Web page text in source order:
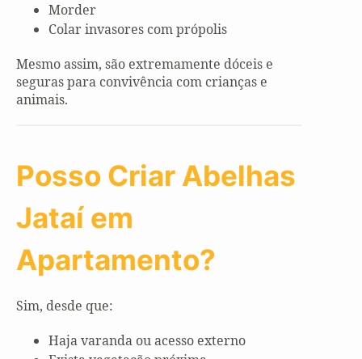
Morder
Colar invasores com própolis
Mesmo assim, são extremamente dóceis e
seguras para convivência com crianças e
animais.
Posso Criar Abelhas
Jataí em
Apartamento?
Sim, desde que:
Haja varanda ou acesso externo